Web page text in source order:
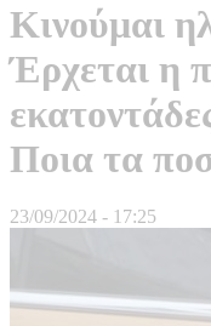
Κινούμαι
Έρχεται η
Ποια τα
23/09/2024 - 17:25